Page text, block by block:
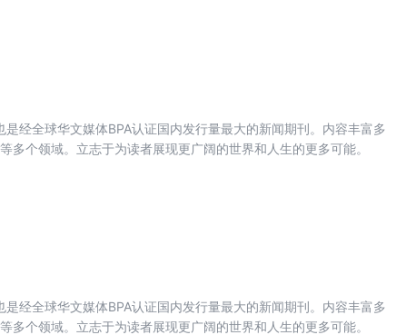
经全球华文媒体BPA认证国内发行量最大的新闻期刊。内容丰富多
个领域。立志于为读者展现更广阔的世界和人生的更多可能。
经全球华文媒体BPA认证国内发行量最大的新闻期刊。内容丰富多
个领域。立志于为读者展现更广阔的世界和人生的更多可能。